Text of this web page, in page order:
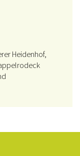
Heidenhof,